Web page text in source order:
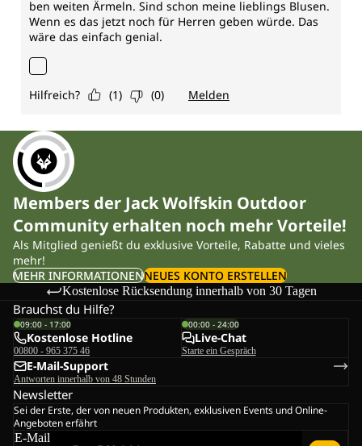
Members der Jack Wolfskin Outdoor
Community erhalten noch mehr Vorteile!
Als Mitglied genießt du exklusive Vorteile, Rabatte und vieles
mehr!
MEHR INFORMATIONENNEUES KONTO ERSTELLEN
Kostenlose Rücksendung innerhalb von 30 Tagen
Brauchst du Hilfe?
09:00 - 17:00
Kostenlose Hotline
00800 - 965 375 46
00:00 - 24:00
Live-Chat
Starte ein Gespräch
E-Mail-Support
Antworten innerhalb von 48 Stunden
Newsletter
Sei der Erste, der von neuen Produkten, exklusiven Events und Online-
Angeboten erfährt
E-Mail